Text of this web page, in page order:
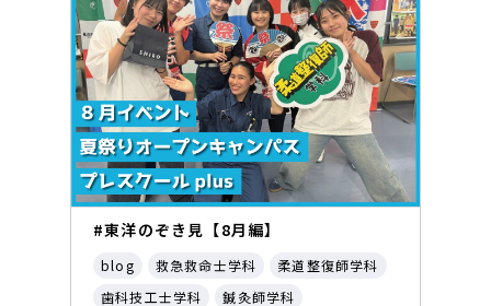
#東洋のぞき見【8月編】
blog 救急救命士学科
柔道整復師学科
歯科技工士学科
鍼灸師学科